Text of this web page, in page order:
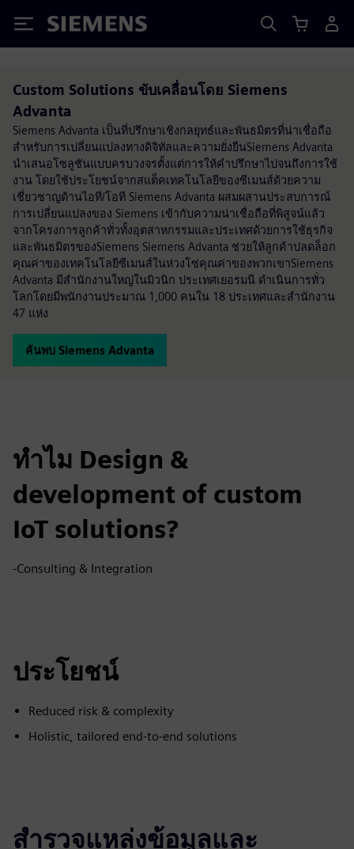
Siemens
Custom Solutions ขับเคลื่อนโดย Siemens
Advanta
Siemens Advanta เป็นที่ปรึกษาเชิงกลยุทธ์และพันธมิตรที่น่าเชื่อถือ
สำหรับการเปลี่ยนแปลงทางดิจิทัลและความยั่งยืนSiemens Advanta
นำเสนอโซลูชันแบบครบวงจรตั้งแต่การให้คำปรึกษาไปจนถึงการใช้
งาน โดยใช้ประโยชน์จากสแต็คเทคโนโลยีของซีเมนส์ด้วยความ
เชี่ยวชาญด้านไอที/โอที Siemens Advanta ผสมผสานประสบการณ์
การเปลี่ยนแปลงของ Siemens เข้ากับความน่าเชื่อถือที่พิสูจน์แล้ว
จากโครงการลูกค้าทั่วทั้งอุตสาหกรรมและประเทศด้วยการใช้ธุรกิจ
และพันธมิตรของSiemens Siemens Advanta ช่วยให้ลูกค้าปลดล็อก
คุณค่าของเทคโนโลยีซีเมนส์ในห่วงโซ่คุณค่าของพวกเขาSiemens
Advanta มีสำนักงานใหญ่ในมิวนิก ประเทศเยอรมนี ดำเนินการทั่ว
โลกโดยมีพนักงานประมาณ 1,000 คนใน 18 ประเทศและสำนักงาน
47 แห่ง
ค้นพบ Siemens Advanta
ทำไม Design &
development of custom
IoT solutions?
-Consulting & Integration
ประโยชน์
Reduced risk & complexity
Holistic, tailored end-to-end solutions
สำรวจแหล่งข้อมูลและ